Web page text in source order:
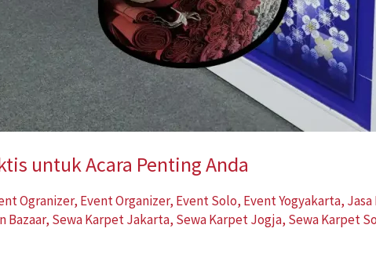
untuk Acara Penting Anda
Ogranizer, Event Organizer, Event Solo, Event Yogyakarta,
Bazaar, Sewa Karpet Jakarta, Sewa Karpet Jogja, Sewa Karpet